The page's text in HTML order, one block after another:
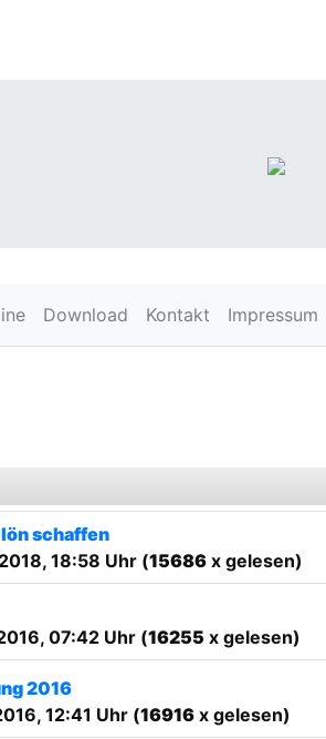
Download Kontakt Impressum
schaffen
18:58 Uhr (15686 x gelesen)
07:42 Uhr (16255 x gelesen)
2016
12:41 Uhr (16916 x gelesen)